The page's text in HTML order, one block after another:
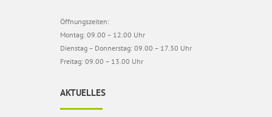
Öffnungszeiten:
Montag: 09.00 – 12.00 Uhr
Dienstag – Donnerstag: 09.00 – 17.30 Uhr
Freitag: 09.00 – 13.00 Uhr
AKTUELLES